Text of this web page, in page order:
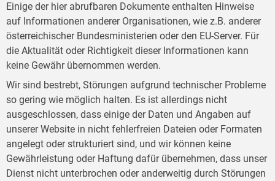
Einige der hier abrufbaren Dokumente enthalten Hinweise
auf Informationen anderer Organisationen, wie z.B. anderer
österreichischer Bundesministerien oder den EU-Server. Für
die Aktualität oder Richtigkeit dieser Informationen kann
keine Gewähr übernommen werden.
Wir sind bestrebt, Störungen aufgrund technischer Probleme
so gering wie möglich halten. Es ist allerdings nicht
ausgeschlossen, dass einige der Daten und Angaben auf
unserer Website in nicht fehlerfreien Dateien oder Formaten
angelegt oder strukturiert sind, und wir können keine
Gewährleistung oder Haftung dafür übernehmen, dass unser
Dienst nicht unterbrochen oder anderweitig durch Störungen